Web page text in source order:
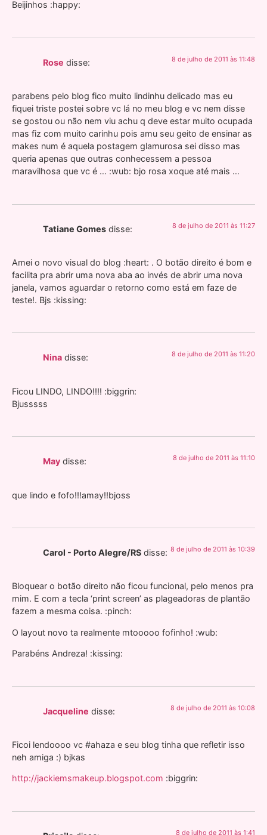
Beijinhos :happy:
Rose disse: 8 de julho de 2011 às 11:48
parabens pelo blog fico muito lindinhu delicado mas eu
fiquei triste postei sobre vc lá no meu blog e vc nem disse
se gostou ou não nem viu achu q deve estar muito ocupada
mas fiz com muito carinhu pois amu seu geito de ensinar as
makes num é aquela postagem glamurosa sei disso mas
queria apenas que outras conhecessem a pessoa
maravilhosa que vc é … :wub: bjo rosa xoque até mais …
Tatiane Gomes disse: 8 de julho de 2011 às 11:27
Amei o novo visual do blog :heart: . O botão direito é bom e
facilita pra abrir uma nova aba ao invés de abrir uma nova
janela, vamos aguardar o retorno como está em faze de
teste!. Bjs :kissing:
Nina disse: 8 de julho de 2011 às 11:20
Ficou LINDO, LINDO!!!! :biggrin:
Bjusssss
May disse: 8 de julho de 2011 às 11:10
que lindo e fofo!!!amay!!bjoss
Carol - Porto Alegre/RS disse: 8 de julho de 2011 às 10:39
Bloquear o botão direito não ficou funcional, pelo menos pra
mim. E com a tecla ‘print screen’ as plageadoras de plantão
fazem a mesma coisa. :pinch:
O layout novo ta realmente mtooooo fofinho! :wub:
Parabéns Andreza! :kissing:
Jacqueline disse: 8 de julho de 2011 às 10:08
Ficoi lendoooo vc #ahaza e seu blog tinha que refletir isso
neh amiga :) bjkas
http://jackiemsmakeup.blogspot.com :biggrin:
8 de julho de 2011 às 1:41